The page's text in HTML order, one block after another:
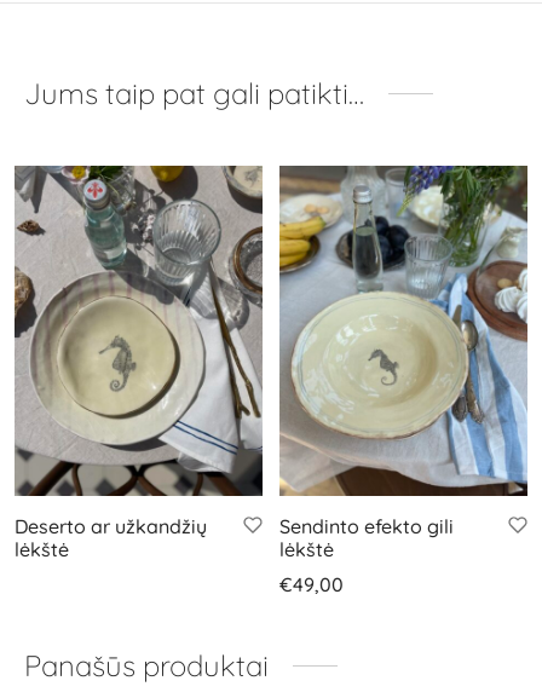
Jums taip pat gali patikti…
Deserto ar užkandžių
lėkštė
Sendinto efekto gili
lėkštė
€49,00
Panašūs produktai